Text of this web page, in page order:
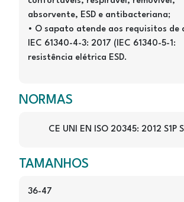
absorvente, ESD e antibacteriana;
• O sapato atende aos requisitos de
IEC 61340-4-3: 2017 (IEC 61340-5-1:
resistência elétrica ESD.
NORMAS
CE UNI EN ISO 20345: 2012 S1P
TAMANHOS
36-47